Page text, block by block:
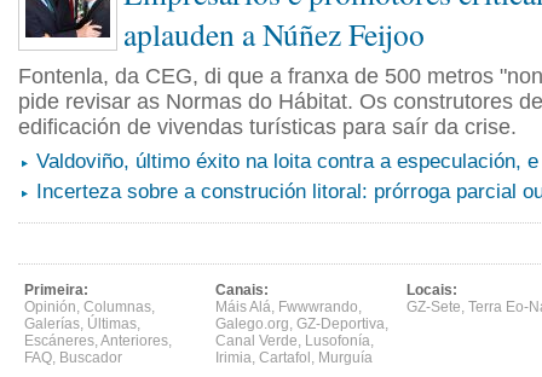
aplauden a Núñez Feijoo
Fontenla, da CEG, di que a franxa de 500 metros
pide revisar as Normas do Hábitat. Os construtores
edificación de vivendas turísticas para saír da crise.
Valdoviño, último éxito na loita contra a especulación,
Incerteza sobre a construción litoral: prórroga parcial
Primeira:
Opinión, Columnas,
Galerías, Últimas,
Escáneres,Anteriores,
FAQ, Buscador
Canais:
Máis Alá, Fwwwrando,
Galego.org, GZ-Deportiva,
Canal Verde, Lusofonía,
Irimia, Cartafol , Murguía
Locais:
GZ-Sete, Terra Eo-